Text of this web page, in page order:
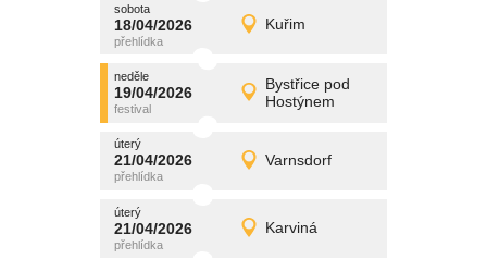
sobota
18/04/2026 Kuřim
sobota
18/04/2026 Detail
promítání
neděle
19/04/2026
Bystřice pod
Hostýnem
neděle
19/04/2026 Detail
promítání
úterý
21/04/2026 Varnsdorf
úterý
21/04/2026 Detail
promítání
úterý
21/04/2026 Karviná
úterý
21/04/2026 Detail
promítání